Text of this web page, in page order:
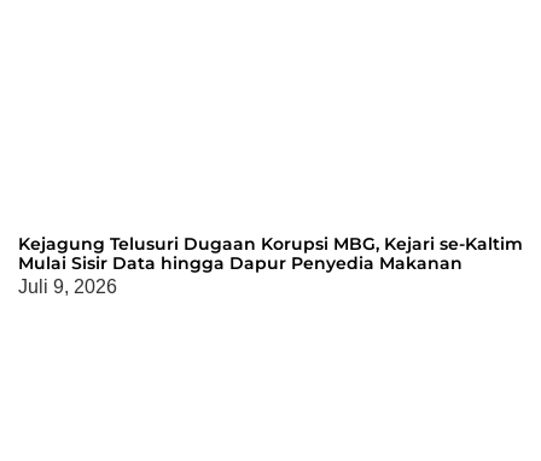
Kejagung Telusuri Dugaan Korupsi MBG, Kejari se-Kaltim
Mulai Sisir Data hingga Dapur Penyedia Makanan
Juli 9, 2026